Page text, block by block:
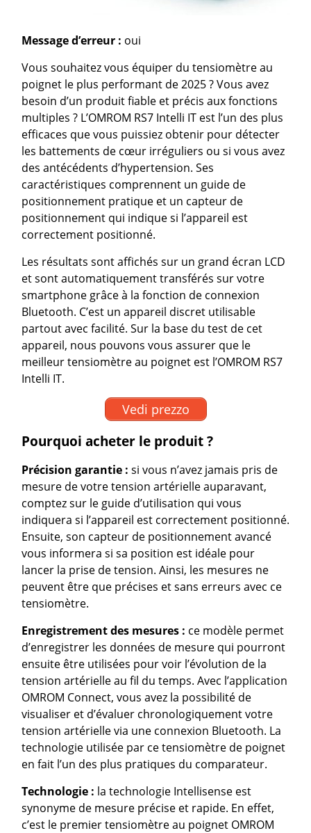
Message d’erreur : oui
Vous souhaitez vous équiper du tensiomètre au
poignet le plus performant de 2025 ? Vous avez
besoin d’un produit fiable et précis aux fonctions
multiples ? L’OMROM RS7 Intelli IT est l’un des plus
efficaces que vous puissiez obtenir pour détecter
les battements de cœur irréguliers ou si vous avez
des antécédents d’hypertension. Ses
caractéristiques comprennent un guide de
positionnement pratique et un capteur de
positionnement qui indique si l’appareil est
correctement positionné.
Les résultats sont affichés sur un grand écran LCD
et sont automatiquement transférés sur votre
smartphone grâce à la fonction de connexion
Bluetooth. C’est un appareil discret utilisable
partout avec facilité. Sur la base du test de cet
appareil, nous pouvons vous assurer que le
meilleur tensiomètre au poignet est l’OMROM RS7
Intelli IT.
Vedi prezzo
Pourquoi acheter le produit ?
Précision garantie : si vous n’avez jamais pris de
mesure de votre tension artérielle auparavant,
comptez sur le guide d’utilisation qui vous
indiquera si l’appareil est correctement positionné.
Ensuite, son capteur de positionnement avancé
vous informera si sa position est idéale pour
lancer la prise de tension. Ainsi, les mesures ne
peuvent être que précises et sans erreurs avec ce
tensiomètre.
Enregistrement des mesures : ce modèle permet
d’enregistrer les données de mesure qui pourront
ensuite être utilisées pour voir l’évolution de la
tension artérielle au fil du temps. Avec l’application
OMROM Connect, vous avez la possibilité de
visualiser et d’évaluer chronologiquement votre
tension artérielle via une connexion Bluetooth. La
technologie utilisée par ce tensiomètre de poignet
en fait l’un des plus pratiques du comparateur.
Technologie : la technologie Intellisense est
synonyme de mesure précise et rapide. En effet,
c’est le premier tensiomètre au poignet OMROM